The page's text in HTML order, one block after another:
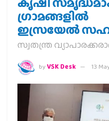
ഗ്രാമങ്ങളില്‍
ഇസ്രയേല്‍
സ്വതന്ത്ര
byVSK Desk 13